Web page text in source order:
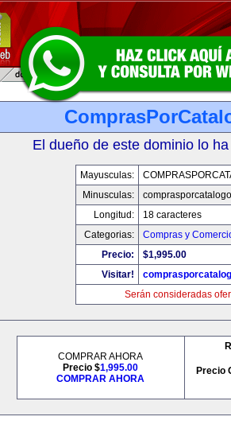
El dueño de este dominio lo
Mayusculas:
Minusculas:
Longitud:
18 caracteres
Categorias:
Compras y
Precio:
$1,995.00
Visitar!
Serán consideradas
COMPRAR AHORA
Precio $1,995.00
COMPRAR AHORA
Precio